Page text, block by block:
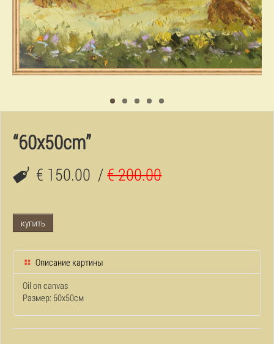
“60x50cm”
€ 150.00 /€ 200.00
купить
Описание картины
Oil on canvas
Размер: 60x50см